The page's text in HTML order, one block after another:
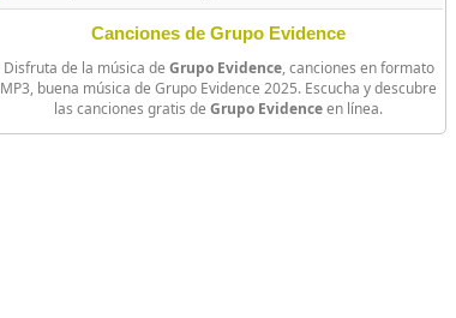
Canciones de Grupo Evidence
Disfruta de la música de Grupo Evidence, canciones en formato
MP3, buena música de Grupo Evidence 2025. Escucha y descubre
las canciones gratis de Grupo Evidenceen línea.